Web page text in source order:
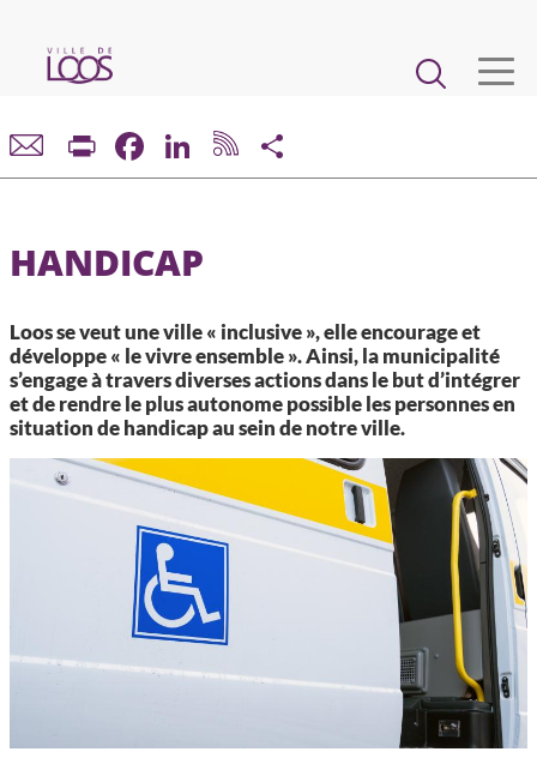
contenu
principal
Main
navigation
VIE MUNICIPALE
CADRE DE VIE ET URBANISME
ECONOMIE ET EMPLOI
ENFANCE, JEUNESSE, ÉDUCATION, RESTAURATION
CULTURE, SPORT, ASSOCIATIONS
CCAS, SOLIDARITÉ ET SANTÉ
POLICE MUNICIPALE
Print FacebookLinkedIn
HANDICAP
Loos se veut une ville « inclusive », elle encourage et
développe « le vivre ensemble ». Ainsi, la municipalité
s’engage à travers diverses actions dans le but d’intégrer
et de rendre le plus autonome possible les personnes en
situation de handicap au sein de notre ville.